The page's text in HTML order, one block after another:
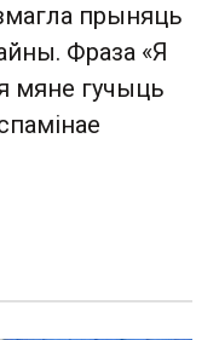
прыняць
Фраза «Я
мяне гучыць